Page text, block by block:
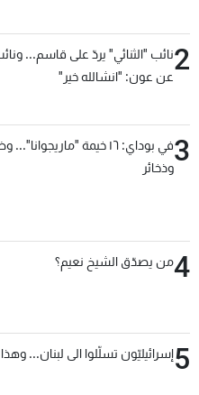
2نائب "الثنائي" يردّ على قاسم...
عن عون: "انشالله خير"
3
في بوداي: ١٦ خيمة
وذخائر
4من يصدّق الشيخ نعيم؟
5إسرائيليّون تسلّلوا الى لبنان...